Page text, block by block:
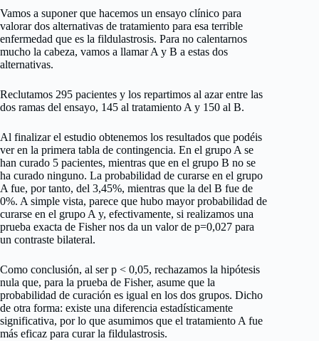
Vamos a suponer que hacemos un ensayo clínico para
valorar dos alternativas de tratamiento para esa terrible
enfermedad que es la fildulastrosis. Para no calentarnos
mucho la cabeza, vamos a llamar A y B a estas dos
alternativas.
Reclutamos 295 pacientes y los repartimos al azar entre las
dos ramas del ensayo, 145 al tratamiento A y 150 al B.
Al finalizar el estudio obtenemos los resultados que podéis
ver en la primera tabla de contingencia. En el grupo A se
han curado 5 pacientes, mientras que en el grupo B no se
ha curado ninguno. La probabilidad de curarse en el grupo
A fue, por tanto, del 3,45%, mientras que la del B fue de
0%. A simple vista, parece que hubo mayor probabilidad de
curarse en el grupo A y, efectivamente, si realizamos una
prueba exacta de Fisher nos da un valor de p=0,027 para
un contraste bilateral.
Como conclusión, al ser p < 0,05, rechazamos la hipótesis
nula que, para la prueba de Fisher, asume que la
probabilidad de curación es igual en los dos grupos. Dicho
de otra forma: existe una diferencia estadísticamente
significativa, por lo que asumimos que el tratamiento A fue
más eficaz para curar la fildulastrosis.